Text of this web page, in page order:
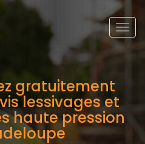
gratuitement
lessivages et
haute pression